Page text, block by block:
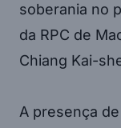
soberania no
da RPC de
Chiang Kai-
A presença